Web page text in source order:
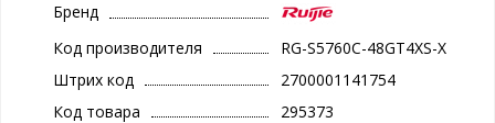
Бренд
Код производителя
RG-S5760C-48GT4XS-X
Штрих код
2700001141754
Код товара
295373